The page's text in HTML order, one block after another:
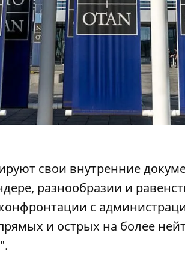
свои внутренние
разнообразии и
с
и острых на более